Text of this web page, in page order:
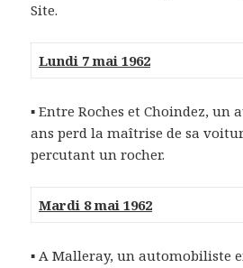
Site.
Lundi 7 mai 1962
▪ Entre Roches et Choindez, un
ans perd la maîtrise de sa
percutant un rocher.
Mardi 8 mai 1962
▪ A Malleray, un automobiliste